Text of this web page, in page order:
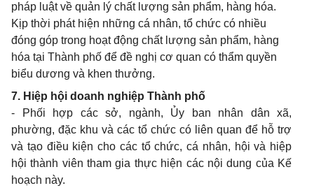
pháp luật về quản lý chất lượng sản phẩm, hàng hóa.
Kịp thời phát hiện những cá nhân, tổ chức có nhiều
đóng góp trong hoạt động chất lượng sản phẩm, hàng
hóa tại Thành phố để đề nghị cơ quan có thẩm quyền
biểu dương và khen thưởng.
7. Hiệp hội doanh nghiệp Thành phố
- Phối hợp các sở, ngành, Ủy ban nhân dân xã,
phường, đặc khu và các tổ chức có liên quan để hỗ trợ
và tạo điều kiện cho các tổ chức, cá nhân, hội và hiệp
hội thành viên tham gia thực hiện các nội dung của Kế
hoạch này.